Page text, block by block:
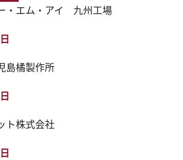
・エム・アイ 九州工場
島橘製作所
ト株式会社